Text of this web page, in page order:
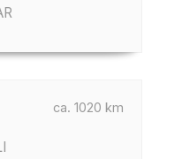
ca. 1020 km